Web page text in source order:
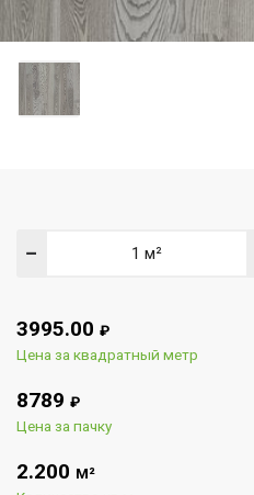
−
3995.00 ₽
Цена за квадратный метр
8789 ₽
Цена за пачку
2.200 М²